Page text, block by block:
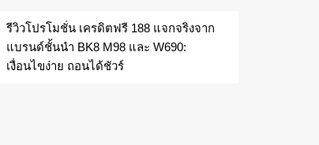
รีวิวโปรโมชั่น เครดิตฟรี 188 แจกจริงจาก
แบรนด์ชั้นนำ BK8 M98 และ W690:
เงื่อนไขง่าย ถอนได้ชัวร์